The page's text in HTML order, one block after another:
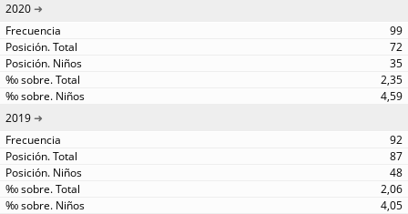
2020
99
72
35
2,35
4,59
2019
92
87
48
2,06
4,05